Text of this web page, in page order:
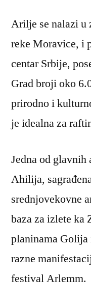
Arilje se nalazi u
reke Moravice, i
centar Srbije,
Grad broji oko
prirodno i
je idealna za
Jedna od
Ahilija,
srednjovekovne
baza za izlete
planinama
razne
festival Arlemm.